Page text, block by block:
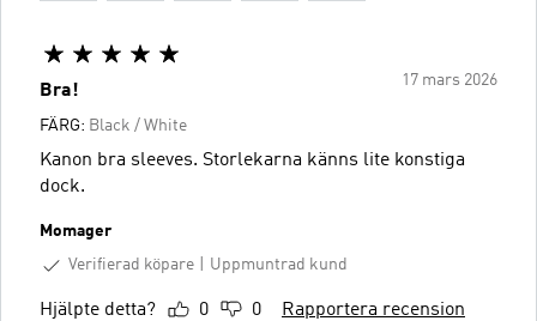
17 mars 2026
Bra!
FÄRG: Black / White
Kanon bra sleeves. Storlekarna känns lite konstiga
dock.
Momager
Verifierad köpare
Uppmuntrad kund
Hjälpte detta? 0 0 Rapportera recension